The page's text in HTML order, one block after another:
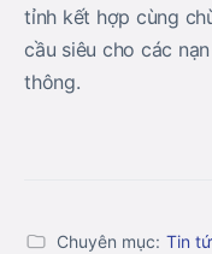
tỉnh kết hợp cùng
cầu siêu cho các
thông.
Chuyên mục: Tin